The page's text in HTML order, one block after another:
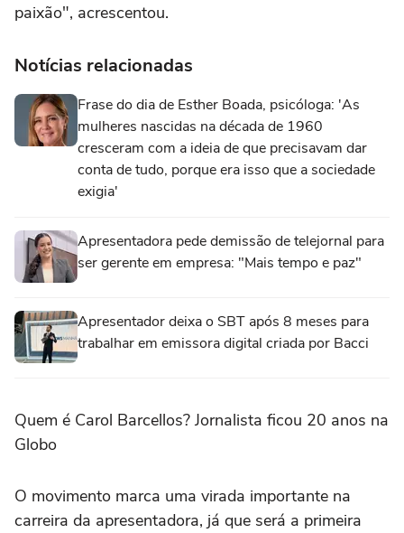
paixão", acrescentou.
Notícias relacionadas
Frase do dia de Esther Boada, psicóloga: 'As
mulheres nascidas na década de 1960
cresceram com a ideia de que precisavam dar
conta de tudo, porque era isso que a sociedade
exigia'
Apresentadora pede demissão de telejornal para
ser gerente em empresa: "Mais tempo e paz"
Apresentador deixa o SBT após 8 meses para
trabalhar em emissora digital criada por Bacci
Quem é Carol Barcellos? Jornalista ficou 20 anos na
Globo
O movimento marca uma virada importante na
carreira da apresentadora, já que será a primeira